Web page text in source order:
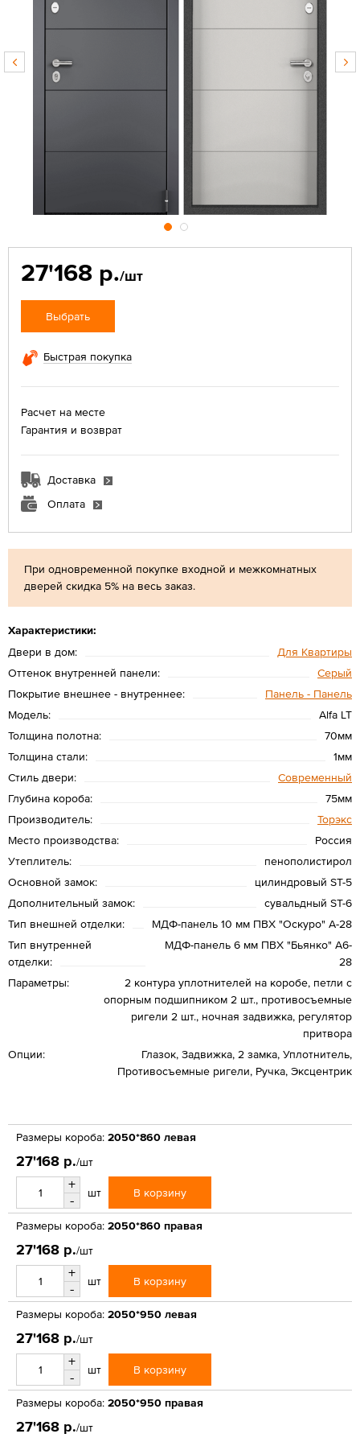
При одновременной покупке входной и межкомнатных
дверей скидка 5% на весь заказ.
Характеристики:
Двери в дом:
Для Квартиры
Оттенок внутренней панели:
Серый
Покрытие внешнее - внутреннее:
Панель - Панель
Модель:
Alfa LT
Толщина полотна:
70мм
Толщина стали:
1мм
Стиль двери:
Современный
Глубина короба:
75мм
Производитель:
Торэкс
Место производства:
Россия
Утеплитель:
пенополистирол
Основной замок:
цилиндровый ST-5
Дополнительный замок:
сувальдный ST-6
Тип внешней отделки:
МДФ-панель 10 мм ПВХ "Оскуро" A-28
Тип внутренней
отделки:
МДФ-панель 6 мм ПВХ "Бьянко" A6-
28
Параметры:
2 контура уплотнителей на коробе, петли с
опорным подшипником 2 шт., противосъемные
ригели 2 шт., ночная задвижка, регулятор
притвора
Опции:
Глазок, Задвижка, 2 замка, Уплотнитель,
Противосъемные ригели, Ручка, Эксцентрик
27'168 р./шт
Выбрать
Быстрая покупка
Расчет на месте
Гарантия и возврат
Доставка
Оплата
Размеры короба: 2050*860 левая
27'168 р./шт
+
-
шт В корзину
Размеры короба: 2050*860 правая
27'168 р./шт
+
-
шт В корзину
Размеры короба: 2050*950 левая
27'168 р./шт
+
-
шт В корзину
Размеры короба: 2050*950 правая
27'168 р./шт